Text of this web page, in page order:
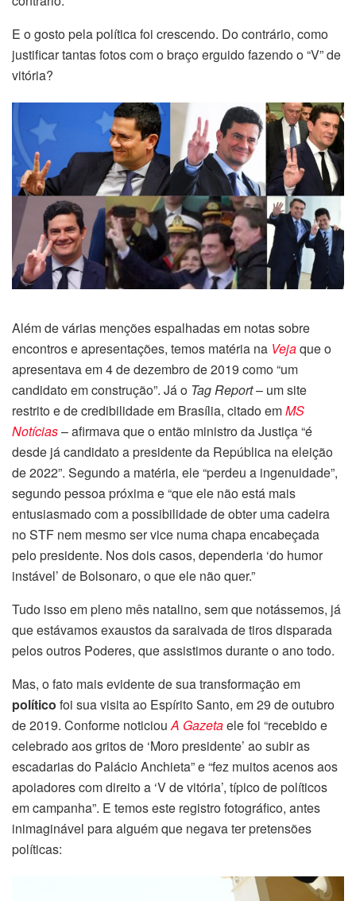
E o gosto pela política foi crescendo. Do contrário, como
justificar tantas fotos com o braço erguido fazendo o “V” de
vitória?
Além de várias menções espalhadas em notas sobre
encontros e apresentações, temos matéria na Vejaque o
apresentava em 4 de dezembro de 2019 como “um
candidato em construção”. Já o Tag Report– um site
restrito e de credibilidade em Brasília, citado emMS
Notícias– afirmava que o então ministro da Justiça “é
desde já candidato a presidente da República na eleição
de 2022”. Segundo a matéria, ele “perdeu a ingenuidade”,
segundo pessoa próxima e “que ele não está mais
entusiasmado com a possibilidade de obter uma cadeira
no STF nem mesmo ser vice numa chapa encabeçada
pelo presidente. Nos dois casos, dependeria ‘do humor
instável’ de Bolsonaro, o que ele não quer.”
Tudo isso em pleno mês natalino, sem que notássemos, já
que estávamos exaustos da saraivada de tiros disparada
pelos outros Poderes, que assistimos durante o ano todo.
Mas, o fato mais evidente de sua transformação em
político foi sua visita ao Espírito Santo, em 29 de outubro
de 2019. Conforme noticiouA Gazetaele foi “recebido e
celebrado aos gritos de ‘Moro presidente’ ao subir as
escadarias do Palácio Anchieta” e “fez muitos acenos aos
apoiadores com direito a ‘V de vitória’, típico de políticos
em campanha”. E temos este registro fotográfico, antes
inimaginável para alguém que negava ter pretensões
políticas: